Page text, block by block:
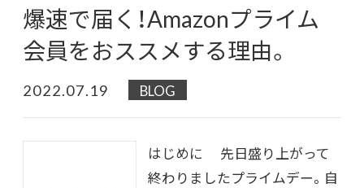
爆速で届く！Amazonプライム
会員をおススメする理由。
2022.07.19 BLOG
はじめに 先日盛り上がって
終わりましたプライムデー。自